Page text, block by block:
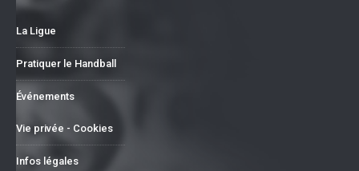
La Ligue
Pratiquer le Handball
Événements
Vie privée - Cookies
Infos légales